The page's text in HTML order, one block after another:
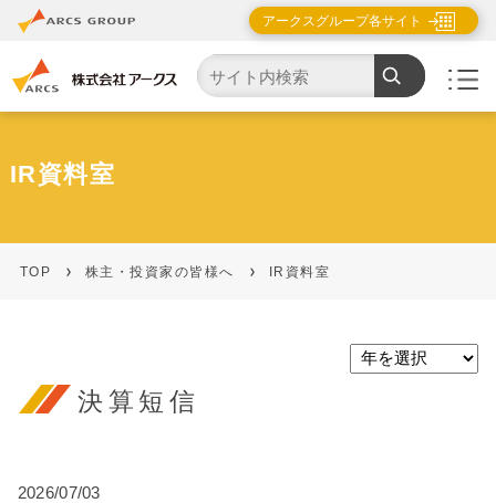
アークスグループ各サイト
IR資料室
TOP 株主・投資家の皆様へ IR資料室
決算短信
2026/07/03